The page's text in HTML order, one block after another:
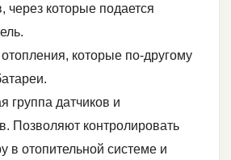
через которые подается
которые по-другому
группа датчиков и
Позволяют контролировать
в отопительной системе и